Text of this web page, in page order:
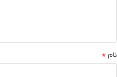
نام *